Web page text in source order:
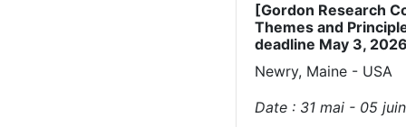
[Gordon Research
Themes and
deadline May 3,
Newry, Maine - USA
Date : 31 mai - 05 juin